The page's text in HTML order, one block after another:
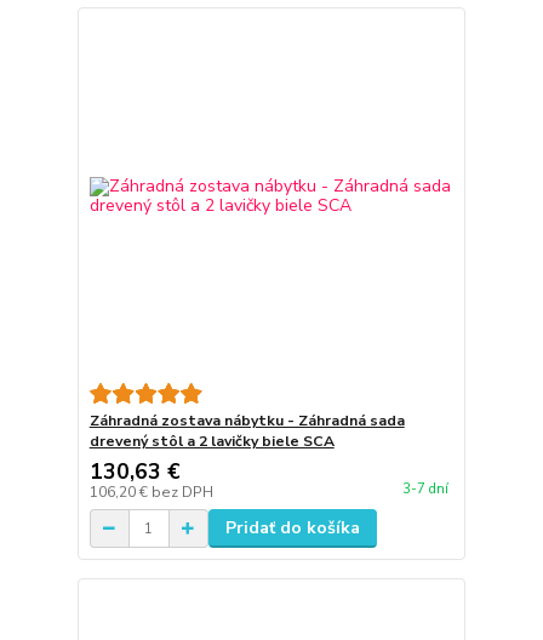
Záhradná zostava nábytku - Záhradná sada
drevený stôl a 2 lavičky biele SCA
130,63 €
106,20 € bez DPH 3-7 dní
Pridať do košíka